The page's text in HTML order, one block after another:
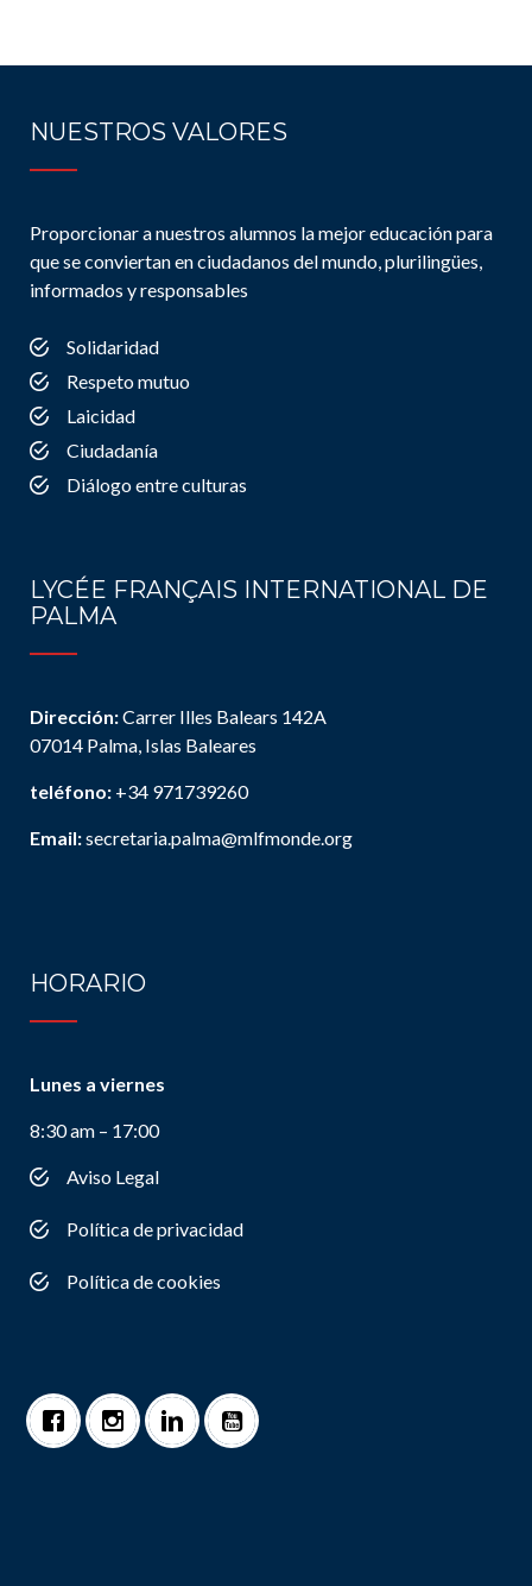
NUESTROS VALORES
Proporcionar a nuestros alumnos la mejor educación para
que se conviertan en ciudadanos del mundo, plurilingües,
informados y responsables
Solidaridad
Respeto mutuo
Laicidad
Ciudadanía
Diálogo entre culturas
LYCÉE FRANÇAIS INTERNATIONAL DE
PALMA
Dirección:Carrer Illes Balears 142A
07014 Palma, Islas Baleares
teléfono: +34 971739260
Email:secretaria.palma@mlfmonde.org
HORARIO
Lunes a viernes
8:30 am – 17:00
Aviso Legal
Política de privacidad
Política de cookies